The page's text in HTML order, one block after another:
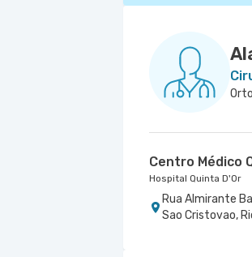
Centro Médico
Hospital Quinta D'Or
Rua Almirante
Sao Cristovao,